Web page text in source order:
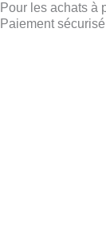
Pour les achats à
Paiement